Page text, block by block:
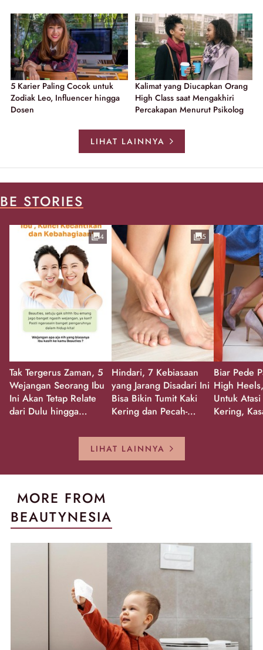
5 Karier Paling Cocok untuk
Zodiak Leo, Influencer hingga
Dosen
Kalimat yang Diucapkan Orang
High Class saat Mengakhiri
Percakapan Menurut Psikolog
LIHAT LAINNYA
BE STORIES
Tak Tergerus Zaman, 5
Wejangan Seorang Ibu
Ini Akan Tetap Relate
dari Dulu hingga
4
Hindari, 7 Kebiasaan
yang Jarang Disadari Ini
Bisa Bikin Tumit Kaki
Kering dan Pecah-
5
Biar Pede
High
Untuk
Kering,
LIHAT LAINNYA
MORE FROM
BEAUTYNESIA